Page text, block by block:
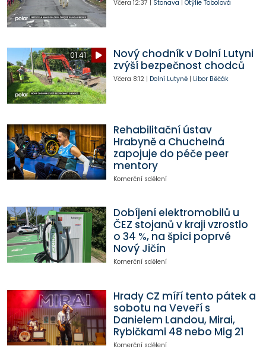
Včera 12:37 | Stonava | Otýlie Tobolová
01:41
Nový chodník v Dolní Lutyni
zvýší bezpečnost chodců
Včera 8:12| Dolní Lutyně| Libor Běčák
Rehabilitační ústav
Hrabyně a Chuchelná
zapojuje do péče peer
mentory
Komerční sdělení
Dobíjení elektromobilů u
ČEZ stojanů v kraji vzrostlo
o 34 %, na špici poprvé
Nový Jičín
Komerční sdělení
Hrady CZ míří tento pátek a
sobotu na Veveří s
Danielem Landou, Mirai,
Rybičkami 48 nebo Mig 21
Komerční sdělení